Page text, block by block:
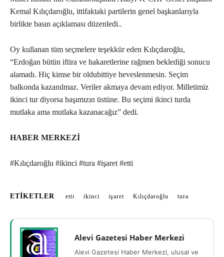
Kemal Kılıçdaroğlu, ittifaktaki partilerin genel başkanlarıyla
birlikte basın açıklaması düzenledi..
Oy kullanan tüm seçmelere teşekkür eden Kılıçdaroğlu,
“Erdoğan bütün iftira ve hakaretlerine rağmen beklediği sonucu
alamadı. Hiç kimse bir oldubittiye heveslenmesin. Seçim
balkonda kazanılmaz. Veriler akmaya devam ediyor. Milletimiz
ikinci tur diyorsa başımızın üstüne. Bu seçimi ikinci turda
mutlaka ama mutlaka kazanacağız” dedi.
HABER MERKEZİ
#Kılıçdaroğlu #ikinci #tura #işaret #etti
ETIKETLER etti ikinci işaret Kılıçdaroğlu tura
Alevi Gazetesi Haber Merkezi
Alevi Gazetesi Haber Merkezi, ulusal ve